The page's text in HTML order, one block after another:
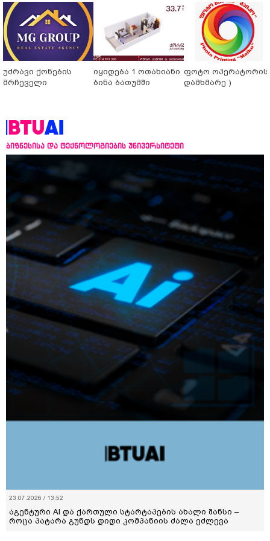
უძრავი ქონების
მრჩეველი
იყიდება 1 ოთახიანი
ბინა ბათუმში
ფოტო ოპერატორის
დამხმარე )
ბიზნესისა და ტექნოლოგიების უნივერსიტეტი
23.07.2026 / 13:52
აგენტური AI და ქართული სტარტაპების ახალი შანსი –
როცა პატარა გუნდს დიდი კომპანიის ძალა ეძლევა